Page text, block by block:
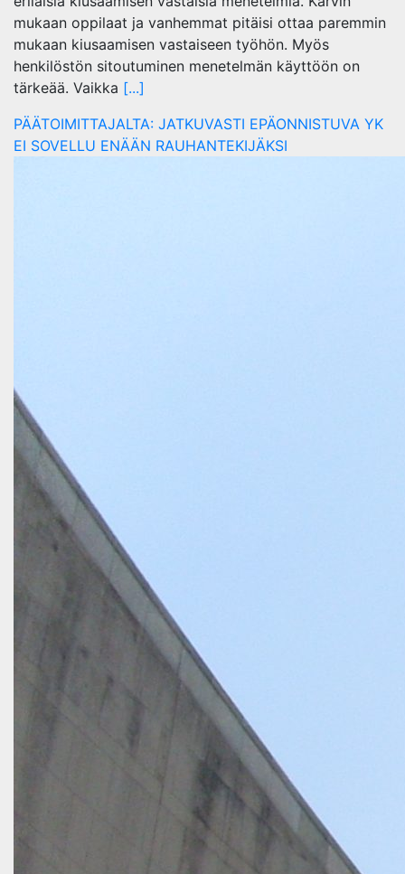
mukaan oppilaat ja vanhemmat pitäisi ottaa paremmin
mukaan kiusaamisen vastaiseen työhön. Myös
henkilöstön sitoutuminen menetelmän käyttöön on
tärkeää. Vaikka [...]
PÄÄTOIMITTAJALTA: JATKUVASTI EPÄONNISTUVA YK
EI SOVELLU ENÄÄN RAUHANTEKIJÄKSI